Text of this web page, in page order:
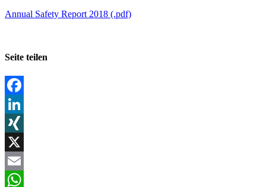
Annual Safety Report 2018 (.pdf)
Seite teilen
Facebook
LinkedIn
XING
X
Email